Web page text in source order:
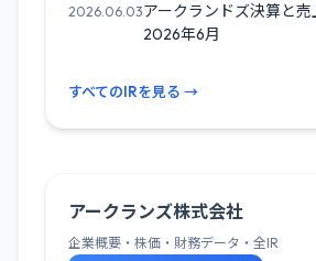
2026.06.03アークランドズ決算と売
2026年6月
すべてのIRを見る →
アークランズ株式会社
企業概要・株価・財務データ・全IR